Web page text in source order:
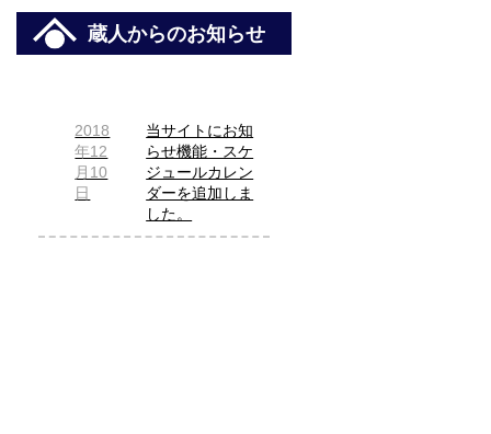
蔵人からのお知らせ
2018
年12
月10
日
当サイトにお知
らせ機能・スケ
ジュールカレン
ダーを追加しま
した。